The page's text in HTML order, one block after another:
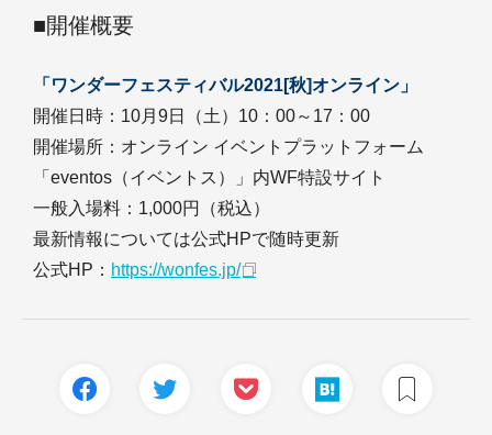
■開催概要
「ワンダーフェスティバル2021[秋]オンライン」
開催日時：10月9日（土）10：00～17：00
開催場所：オンライン イベントプラットフォーム
「eventos（イベントス）」内WF特設サイト
一般入場料：1,000円（税込）
最新情報については公式HPで随時更新
公式HP： https://wonfes.jp/